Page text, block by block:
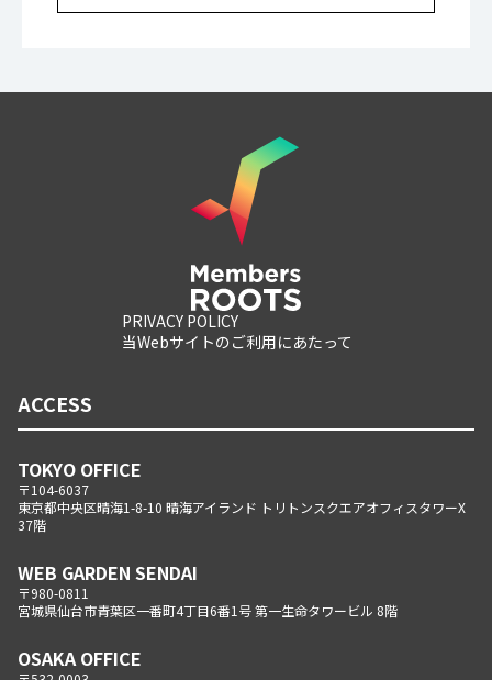
PRIVACY POLICY
当Webサイトのご利用にあたって
ACCESS
TOKYO OFFICE
〒104-6037
東京都中央区晴海1-8-10 晴海アイランド トリトンスクエアオフィスタワーX
37階
WEB GARDEN SENDAI
〒980-0811
宮城県仙台市青葉区一番町4丁目6番1号 第一生命タワービル 8階
OSAKA OFFICE